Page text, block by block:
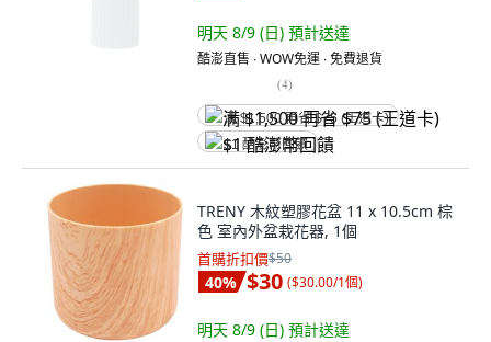
明天 8/9 (日) 預計送達
酷澎直售 ∙ WOW免運 ∙ 免費退貨
(4)
满 $1,500 再省 $75 (王道卡)
$1 酷澎幣回饋
TRENY 木紋塑膠花盆 11 x 10.5cm 棕
色 室內外盆栽花器, 1個
首購折扣價$50
40% $30 ($30.00/1個)
明天 8/9 (日) 預計送達